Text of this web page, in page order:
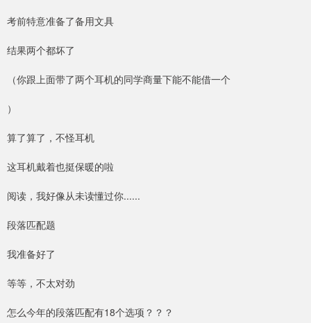
考前特意准备了备用文具
结果两个都坏了
（你跟上面带了两个耳机的同学商量下能不能借一个
）
算了算了，不怪耳机
这耳机戴着也挺保暖的啦
阅读，我好像从未读懂过你......
段落匹配题
我准备好了
等等，不太对劲
怎么今年的段落匹配有18个选项？？？